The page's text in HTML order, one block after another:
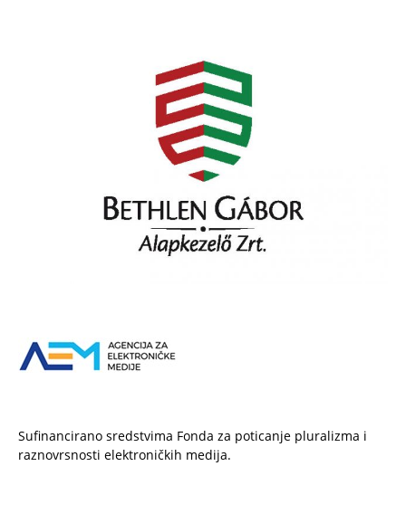
Sufinancirano sredstvima Fonda za poticanje pluralizma i
raznovrsnosti elektroničkih medija.